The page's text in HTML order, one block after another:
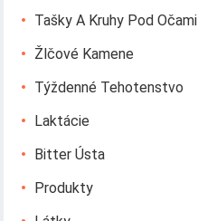
Tašky A Kruhy Pod Očami
Žlčové Kamene
Týždenné Tehotenstvo
Laktácie
Bitter Ústa
Produkty